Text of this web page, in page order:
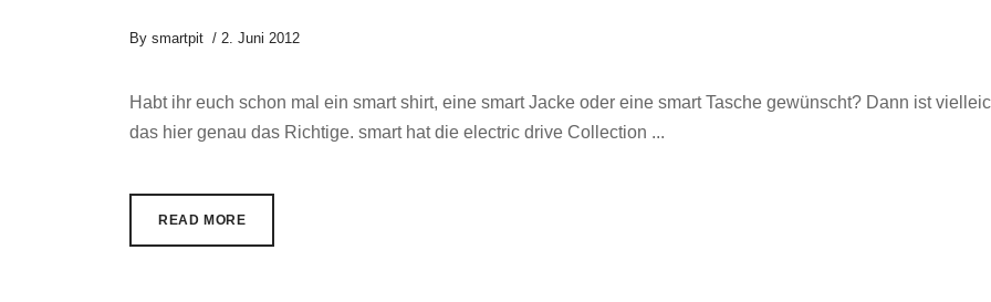
By smartpit 2. Juni 2012
Habt ihr euch schon mal ein smart shirt, eine smart Jacke oder eine smart Tasche gewünscht? Dann ist
das hier genau das Richtige. smart hat die electric drive Collection ...
READ MORE